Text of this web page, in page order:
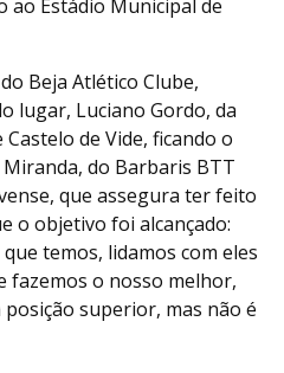
Estádio Municipal de
Beja Atlético Clube,
lugar, Luciano Gordo, da
de Vide, ficando o
do Barbaris BTT
que assegura ter feito
o objetivo foi alcançado:
temos, lidamos com eles
fazemos o nosso melhor,
superior, mas não é